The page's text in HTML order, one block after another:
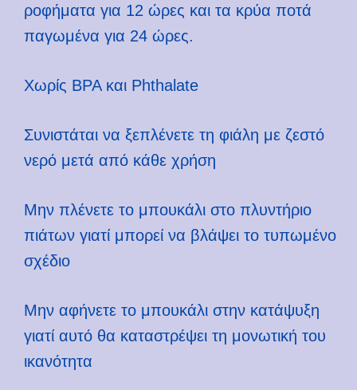
ροφήματα για 12 ώρες και τα κρύα ποτά
παγωμένα για 24 ώρες.
Χωρίς BPA και Phthalate
Συνιστάται να ξεπλένετε τη φιάλη με ζεστό
νερό μετά από κάθε χρήση
Μην πλένετε το μπουκάλι στο πλυντήριο
πιάτων γιατί μπορεί να βλάψει το τυπωμένο
σχέδιο
Μην αφήνετε το μπουκάλι στην κατάψυξη
γιατί αυτό θα καταστρέψει τη μονωτική του
ικανότητα